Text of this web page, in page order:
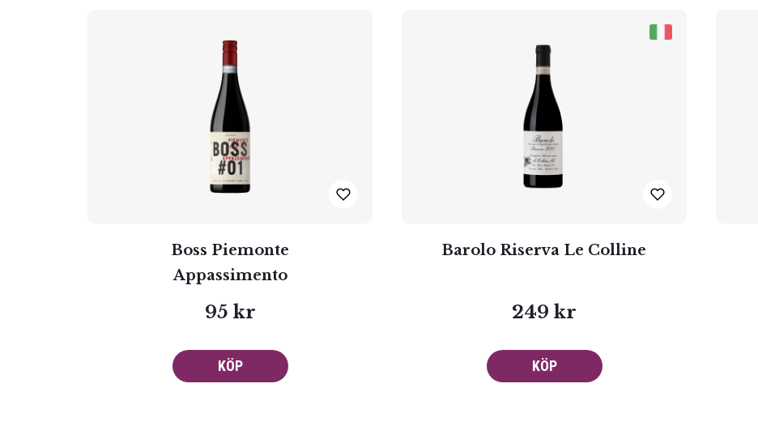
Boss Piemonte
Appassimento
95 kr
KÖP
Barolo Riserva Le Colline
249 kr
KÖP